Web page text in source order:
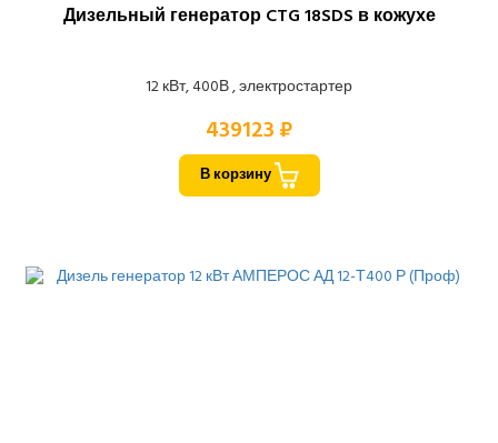
Дизельный генератор CTG 18SDS в кожухе
12 кВт, 400В , электростартер
439123 ₽
В корзину